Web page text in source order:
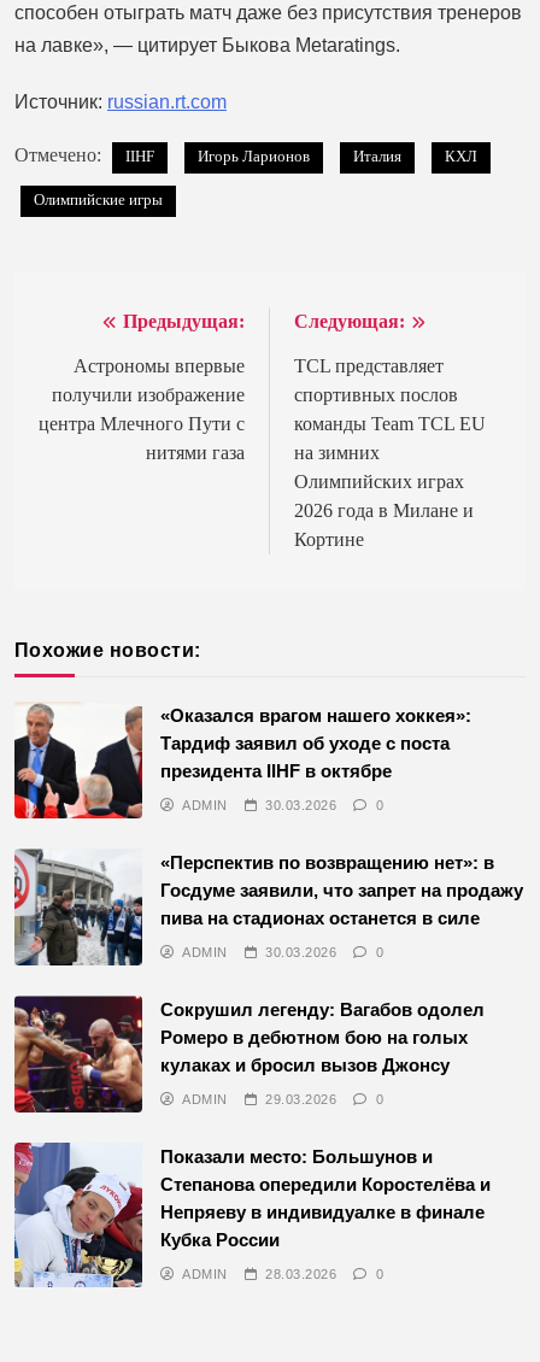
способен отыграть матч даже без присутствия тренеров
на лавке», — цитирует Быкова Metaratings.
Источник: russian.rt.com
Отмечено: IIHF Игорь Ларионов Италия КХЛ
Олимпийские игры
Навигация
записям
Предыдущая:
Астрономы впервые
получили изображение
центра Млечного Пути с
нитями газа
Следующая:
TCL представляет
спортивных послов
команды Team TCL EU
на зимних
Олимпийских играх
2026 года в Милане и
Кортине
Похожие новости:
«Оказался врагом нашего хоккея»:
Тардиф заявил об уходе с поста
президента IIHF в октябре
ADMIN 30.03.2026 0
«Перспектив по возвращению нет»: в
Госдуме заявили, что запрет на продажу
пива на стадионах останется в силе
ADMIN 30.03.2026 0
Сокрушил легенду: Вагабов одолел
Ромеро в дебютном бою на голых
кулаках и бросил вызов Джонсу
ADMIN 29.03.2026 0
Показали место: Большунов и
Степанова опередили Коростелёва и
Непряеву в индивидуалке в финале
Кубка России
ADMIN 28.03.2026 0